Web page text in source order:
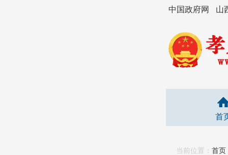
中国政府网 山
首
当前位置： 首页